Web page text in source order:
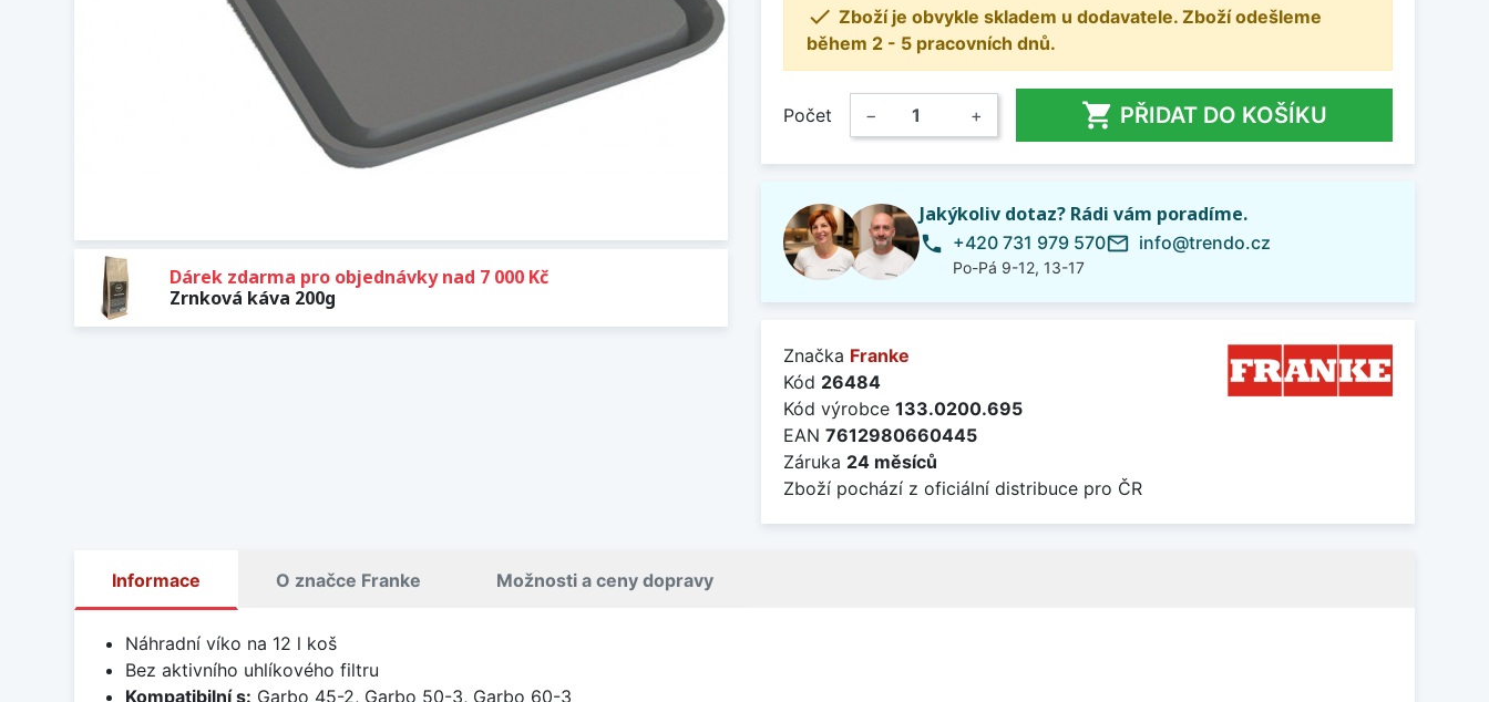
Dárek zdarma pro objednávky nad 7 000 Kč
Zrnková káva 200g
 Zboží je obvykle skladem u dodavatele. Zboží odešleme
během 2 - 5 pracovních dnů.
Počet − +  PŘIDAT DO KOŠÍKU
Jakýkoliv dotaz? Rádi vám poradíme.
phone +420 731 979 570
Po-Pá 9-12, 13-17
mail_outline info@trendo.cz
Značka Franke
Kód 26484
Kód výrobce 133.0200.695
EAN 7612980660445
Záruka 24 měsíců
Zboží pochází z oficiální distribuce pro ČR
Informace O značce Franke Možnosti a ceny dopravy
Náhradní víko na 12 l koš
Bez aktivního uhlíkového filtru
Kompatibilní s: Garbo 45-2, Garbo 50-3, Garbo 60-3